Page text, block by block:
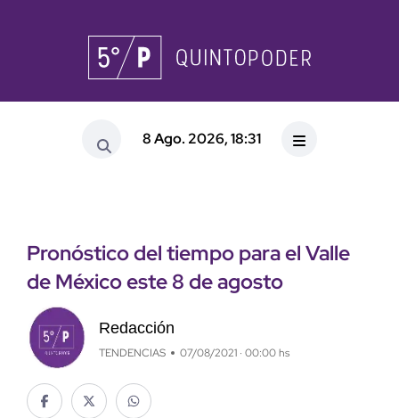
8 Ago. 2026, 18:31
Pronóstico del tiempo para el Valle
de México este 8 de agosto
Redacción
TENDENCIAS 07/08/2021 · 00:00 hs